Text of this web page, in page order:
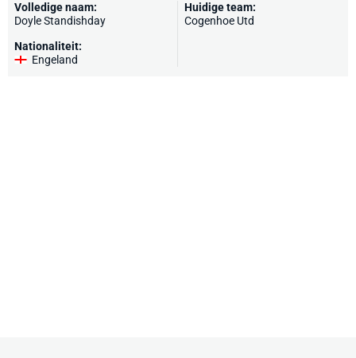
Volledige naam:
Doyle Standishday
Nationaliteit:
Engeland
Huidige team:
Cogenhoe Utd